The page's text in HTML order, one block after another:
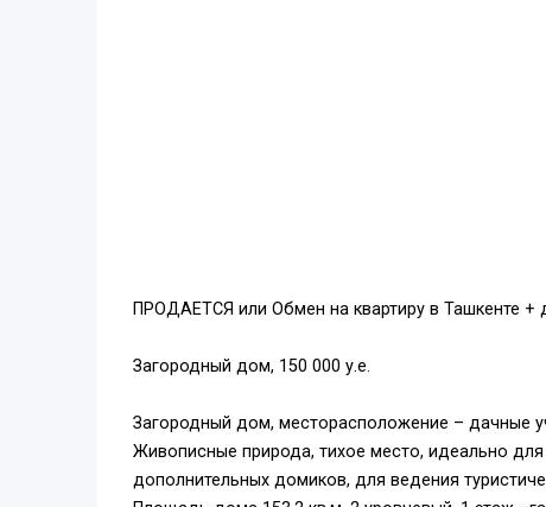
ПРОДАЕТСЯ или Обмен на квартиру в Ташкенте +
Загородный дом, 150 000 у.е.
Загородный дом, месторасположение – дачные
Живописные природа, тихое место, идеально
дополнительных домиков, для ведения